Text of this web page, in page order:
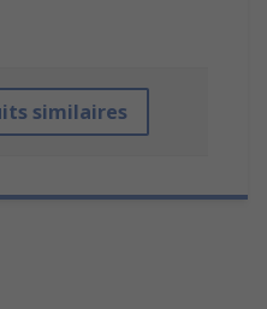
similaires